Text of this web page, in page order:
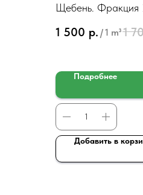
Щебень.
1 500 р. /1 m³1
Подробнее
Добавить в